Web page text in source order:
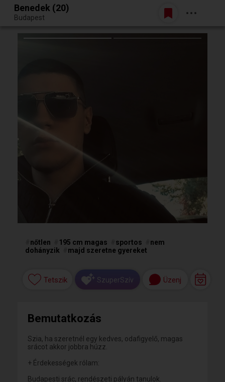
Egy jó randiból bármi lehet.
Belépés
Benedek (20)
Budapest
nőtlen 195 cm magas sportos
nem
dohányzik
majd szeretne gyereket
Tetszik SzuperSzív Üzenj
Bemutatkozás
Szia, ha szeretnél egy kedves, odafigyelő, magas
srácot akkor jobbra húzz.
+ Érdekességek rólam:
Budapesti srác, rendészeti pályán tanulok.